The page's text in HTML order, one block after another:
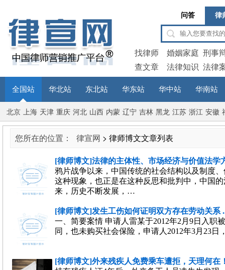
问答 律
找律师 婚姻家庭 刑事
查文章
法律知识 法律
全国站 华北站 东北站 华东站 华中站 华南站
北京 上海 天津 重庆 河北 山西 内蒙 辽宁 吉林 黑龙 江苏 浙江 安徽
您所在的位置： 律宣网 > 律师博文文章列表
[律师博文]法律的主体性、市场经济与价值法学
鸦片战争以来，中国传统的社会结构以及制度
这种现象，也正是在这种反思和批判中，中国
来，历史不断发展，…
[律师博文]发生工伤如何证明双方存在劳动关系
一、简要案情 申请人雷某于2012年2月9日入职
同，也未购买社会保险，申请人2012年3月23
[律师博文]外来残疾人免费乘车遭拒，天理何在